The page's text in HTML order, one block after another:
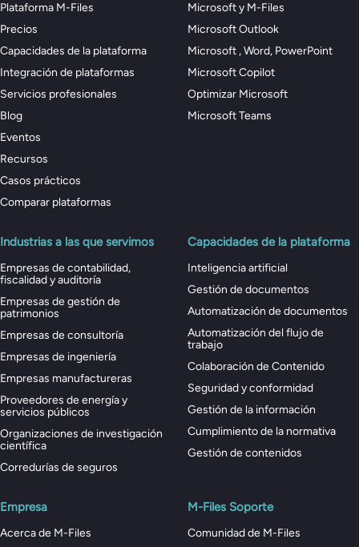
Plataforma M-Files
Precios
Capacidades de la plataforma
Integración de plataformas
Servicios profesionales
Blog
Eventos
Recursos
Casos prácticos
Comparar plataformas
Microsoft y M-Files
Microsoft Outlook
Microsoft , Word, PowerPoint
Microsoft Copilot
Optimizar Microsoft
Microsoft Teams
Industrias a las que servimos
Empresas de contabilidad,
fiscalidad y auditoría
Empresas de gestión de
patrimonios
Empresas de consultoría
Empresas de ingeniería
Empresas manufactureras
Proveedores de energía y
servicios públicos
Organizaciones de investigación
científica
Corredurías de seguros
Capacidades de la plataforma
Inteligencia artificial
Gestión de documentos
Automatización de documentos
Automatización del flujo de
trabajo
Colaboración de Contenido
Seguridad y conformidad
Gestión de la información
Cumplimiento de la normativa
Gestión de contenidos
Empresa
Acerca de M-Files
M-Files Soporte
Comunidad de M-Files